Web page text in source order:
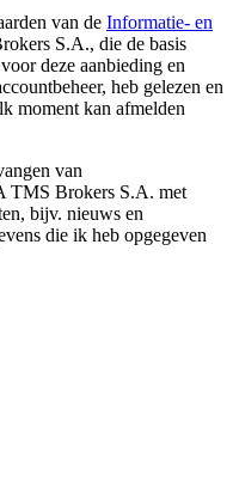
van de Informatie- en
S.A., die de basis
deze aanbieding en
heb gelezen en
moment kan afmelden
van
TMS Brokers S.A. met
bijv. nieuws en
die ik heb opgegeven